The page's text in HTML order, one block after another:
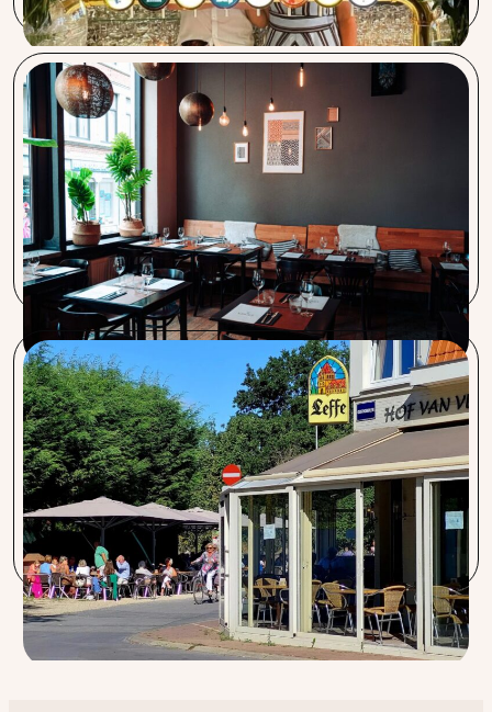
L’Escale
L’équipe de L’Escale reconnaît que Procent se distingue en
proposant à la fois des tarifs concurrentiels sur différents
secteurs et une localisation géographique avantageuse. De
plus, la disponibilité constante d’Adrien en cas de nécessité
est très appréciée.
Hof van Vlaanderen
Client satisfait de Procent depuis des années tant pour
l’alimentaire, le non alimentaire, le terminal de paiement
que pour l’énergie. Une équipe au top qui travaille
constamment à suivre les meilleurs prix dans les achats
groupés.